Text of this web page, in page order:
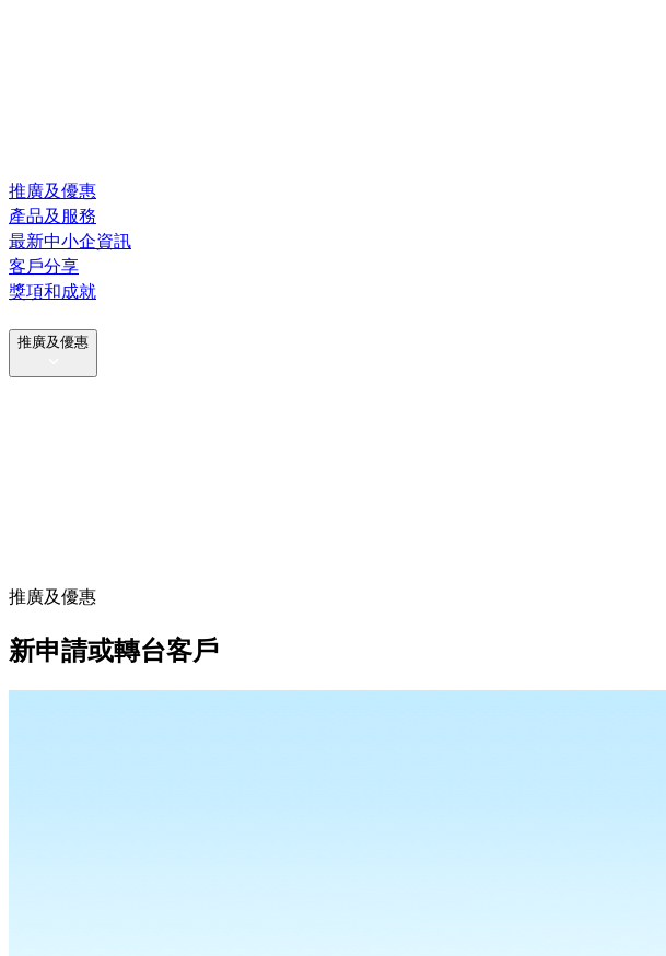
推廣及優惠
產品及服務
最新中小企資訊
客戶分享
獎項和成就
推廣及優惠
推廣及優惠
新申請或轉台客戶